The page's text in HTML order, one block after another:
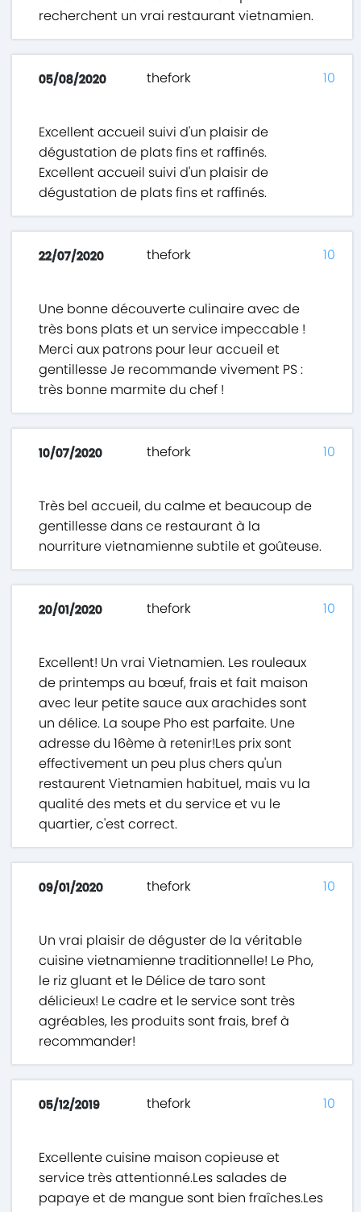
recherchent un vrai restaurant vietnamien.
05/08/2020 thefork
Excellent accueil suivi d'un plaisir de
dégustation de plats fins et raffinés.
Excellent accueil suivi d'un plaisir de
dégustation de plats fins et raffinés.
10
22/07/2020 thefork
Une bonne découverte culinaire avec de
très bons plats et un service impeccable !
Merci aux patrons pour leur accueil et
gentillesse Je recommande vivement PS :
très bonne marmite du chef !
10
10/07/2020 thefork
Très bel accueil, du calme et beaucoup de
gentillesse dans ce restaurant à la
nourriture vietnamienne subtile et goûteuse.
10
20/01/2020 thefork
Excellent! Un vrai Vietnamien. Les rouleaux
de printemps au bœuf, frais et fait maison
avec leur petite sauce aux arachides sont
un délice. La soupe Pho est parfaite. Une
adresse du 16ème à retenir!Les prix sont
effectivement un peu plus chers qu'un
restaurent Vietnamien habituel, mais vu la
qualité des mets et du service et vu le
quartier, c'est correct.
10
09/01/2020 thefork
Un vrai plaisir de déguster de la véritable
cuisine vietnamienne traditionnelle! Le Pho,
le riz gluant et le Délice de taro sont
délicieux! Le cadre et le service sont très
agréables, les produits sont frais, bref à
recommander!
10
05/12/2019 thefork
Excellente cuisine maison copieuse et
service très attentionné.Les salades de
papaye et de mangue sont bien fraîches.Les
10